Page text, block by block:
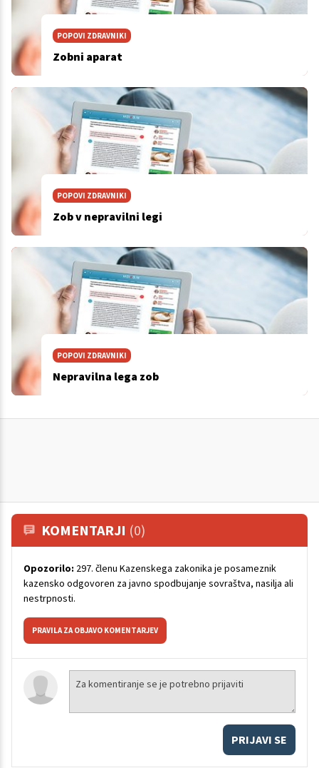
POPOVI ZDRAVNIKI
Zobni aparat
POPOVI ZDRAVNIKI
Zob v nepravilni legi
POPOVI ZDRAVNIKI
Nepravilna lega zob
KOMENTARJI (0)
Opozorilo: 297. členu Kazenskega zakonika je posameznik
kazensko odgovoren za javno spodbujanje sovraštva, nasilja ali
nestrpnosti.
PRAVILA ZA OBJAVO KOMENTARJEV
PRIJAVI SE